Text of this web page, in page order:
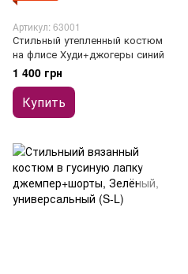
Артикул: 63001
Стильный утепленный костюм
на флисе Худи+джогеры синий
1 400 грн
Купить